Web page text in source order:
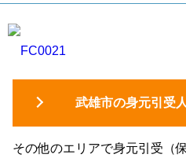
FC0021
武雄市の身元引受
その他のエリアで身元引受（